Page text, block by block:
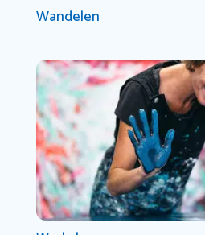
Wandelen